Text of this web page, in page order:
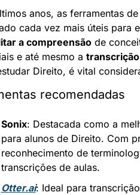
anos, as ferramentas
cada vez mais úteis para
a compreensão de
e até mesmo a
Direito, é vital
recomendadas
Sonix: Destacada como a
para alunos de Direito. Com
reconhecimento de
transcrições de aulas.
Otter.ai: Ideal para